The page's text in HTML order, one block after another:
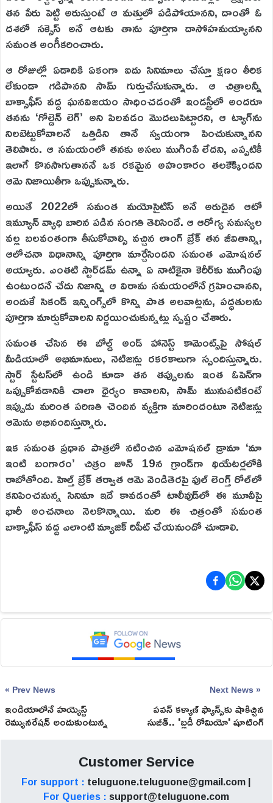
తన పేరు పెట్టి అరుస్తుంటే ఆ మత్తులో పడిపోయానని, దాంతో ఓ
దశలో సక్సెస్ అనే ఆటకు తాను పూర్తిగా దాసోహమయ్యానని
సమంత అంగీకరించారు.
ఆ రోజుల్లో ఏడాదికి ఏకంగా ఐదు సినిమాలు చేస్తూ క్షణం తీరిక
లేకుండా గడిపానని సామ్ గుర్తుచేసుకున్నారు. ఆ చిత్రాలన్నీ
బాక్సాఫీస్ వద్ద ఘనవిజయం సాధించడంతో ఇండస్ట్రీలో అందరూ
తనను ‘గోల్డెన్ లెగ్’ అని పిలవడం మొదలుపెట్టారని, ఆ ట్యాగ్‌ను
నిలబెట్టుకోవాలనే ఒత్తిడిని తానే స్వయంగా పెంచుకున్నానని
తెలిపారు. ఆ సమయంలో తనకు అసలు ముగింపే లేదని, ఎప్పటికీ
ఇలాగే కొనసాగుతాననే ఒక రకమైన అహంకారం తలకెెక్కిందని
ఆమె నిజాయితీగా ఒప్పుకున్నారు.
అయితే 2022లో సమంత మయోసైటిస్ అనే అరుదైన ఆటో
ఇమ్యూన్ వ్యాధి బారిన పడిన సంగతి తెలిసిందే. ఆ ఆరోగ్య సమస్యల
వల్ల బలవంతంగా తీసుకోవాల్సి వచ్చిన లాంగ్ బ్రేక్ తన జీవితాన్ని,
ఆలోచనా విధానాన్ని పూర్తిగా మార్చేసిందని సమంత ఎమోషనల్
అయ్యారు. ఎంతటి స్టార్‌డమ్ ఉన్నా ఏ నాటికైనా కెరీర్‌కు ముగింపు
ఉంటుందనే చేదు నిజాన్ని ఆ విరామ సమయంలోనే గ్రహించానని,
అందుకే సెకండ్ ఇన్నింగ్స్‌లో కొన్ని పాత అలవాట్లను, పద్ధతులను
పూర్తిగా మార్చుకోవాలని నిర్ణయించుకున్నట్లు స్పష్టం చేశారు.
సమంత చేసిన ఈ బోల్డ్ అండ్ హానెస్ట్ కామెంట్స్‌పై సోషల్
మీడియాలో అభిమానులు, నెటిజన్లు రకరకాలుగా స్పందిస్తున్నారు.
స్టార్ స్టేటస్‌లో ఉండి కూడా తన తప్పులను ఇంత ఓపెన్‌గా
ఒప్పుకోవడానికి చాలా ధైర్యం కావాలని, సామ్ మునుపటికంటే
ఇప్పుడు మరింత పరిణతి చెందిన వ్యక్తిగా మారిందంటూ నెటిజన్లు
ఆమెను అభినందిస్తున్నారు.
ఇక సమంత ప్రధాన పాత్రలో నటించిన ఎమోషనల్ డ్రామా ‘మా
ఇంటి బంగారం’ చిత్రం జూన్ 19న గ్రాండ్‌గా థియేటర్లలోకి
రాబోతోంది. హెల్త్ బ్రేక్ తర్వాత ఆమె వెండితెరపై ఫుల్ లెంగ్త్ రోల్‌లో
కనిపించనున్న సినిమా ఇదే కావడంతో టాలీవుడ్‌లో ఈ మూవీపై
భారీ అంచనాలు నెలకొన్నాయి. మరి ఈ చిత్రంతో సమంత
బాక్సాఫీస్ వద్ద ఎలాంటి మ్యాజిక్ రిపీట్ చేయనుందో చూడాలి.
« Prev News
ఇండియాలోనే హయ్యెస్ట్
రెమ్యునరేషన్ అందుకుంటున్న
మ్యూజిక్ డైరెక్టర్ ఇతనే
Next News »
పవన్ కళ్యాణ్ ఫ్యాన్స్‌కు షాకిచ్చిన
సుజీత్.. 'బ్లడీ రోమియో' షూటింగ్
Customer Service
For support : teluguone.teluguone@gmail.com |
For Queries : support@teluguone.com